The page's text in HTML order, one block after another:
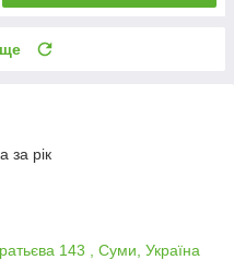
за рік
143 , Суми, Україна